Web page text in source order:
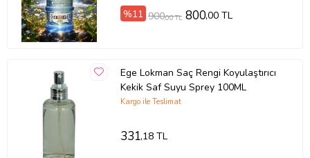
%11 900,00 TL 800,00 TL
Ege Lokman Saç Rengi Koyulaştırıcı
Kekik Saf Suyu Sprey 100ML
Kargo ile Teslimat
331,18 TL